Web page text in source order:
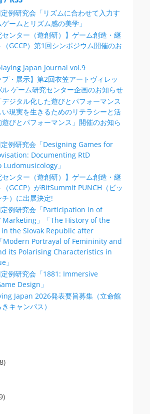
例研究会「リズムに合わせて入力す
ームとリズム感の美学」
センター（遊創研）】ゲーム創造・継
GCCP）第1回シンポジウム開催のお
Japan Journal vol.9
プ・展示】第2回衣笠アートヴィレッ
ゲーム研究センター企画のお知らせ
デジタル化した遊びとパフォーマンス
現実を生きるためのリテラシーと活
びとパフォーマンス」開催のお知ら
例研究会「Designing Games for
Documenting RtD
」
センター（遊創研）】ゲーム創造・継
GCCP）がBitSummit PUNCH（ビッ
チ）に出展決定!
例研究会「Participation in of
Marketing」「The History of the
the Slovak Republic after
Modern Portrayal of Femininity and
its Polarising Characteristics in
」
例研究会「1881: Immersive
Design」
Japan 2026発表要旨募集（立命館
キャンパス）